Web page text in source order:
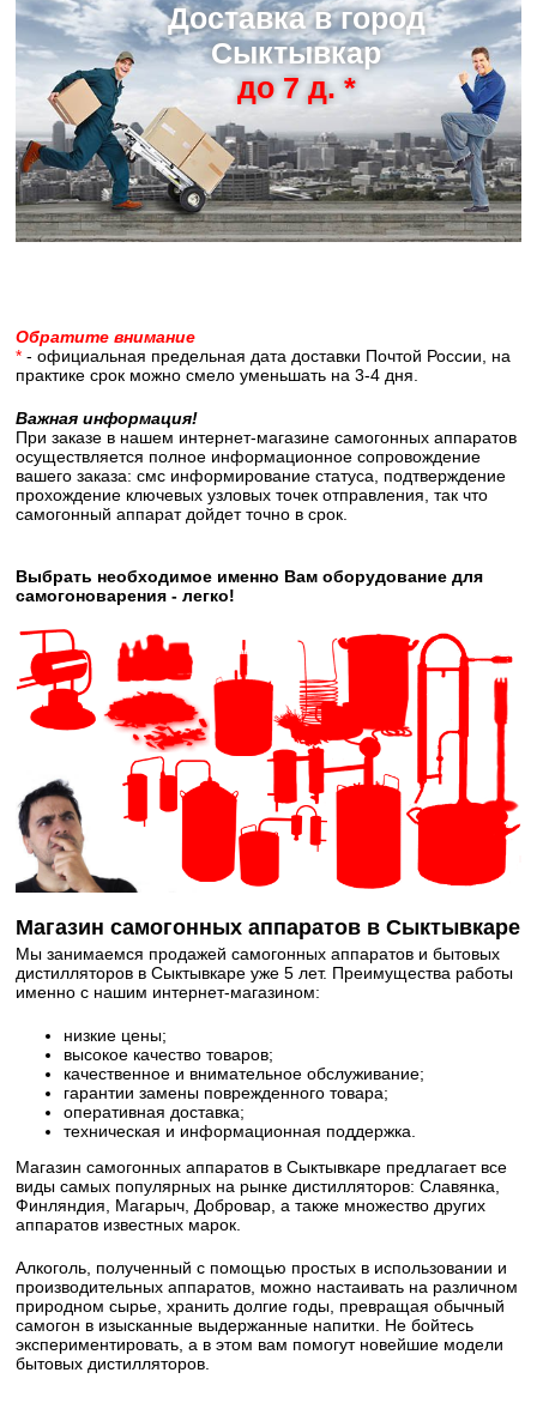
Доставка в город
Сыктывкар
до 7 д. *
Обратите внимание
* - официальная предельная дата доставки Почтой России, на
практике срок можно смело уменьшать на 3-4 дня.
Важная информация!
При заказе в нашем интернет-магазине самогонных аппаратов
осуществляется полное информационное сопровождение
вашего заказа: смс информирование статуса, подтверждение
прохождение ключевых узловых точек отправления, так что
самогонный аппарат дойдет точно в срок.
Выбрать необходимое именно Вам оборудование для
самогоноварения - легко!
Магазин самогонных аппаратов в Сыктывкаре
Мы занимаемся продажей самогонных аппаратов и бытовых
дистилляторов в Сыктывкаре уже 5 лет. Преимущества работы
именно с нашим интернет-магазином:
низкие цены;
высокое качество товаров;
качественное и внимательное обслуживание;
гарантии замены поврежденного товара;
оперативная доставка;
техническая и информационная поддержка.
Магазин самогонных аппаратов в Сыктывкаре предлагает все
виды самых популярных на рынке дистилляторов: Славянка,
Финляндия, Магарыч, Добровар, а также множество других
аппаратов известных марок.
Алкоголь, полученный с помощью простых в использовании и
производительных аппаратов, можно настаивать на различном
природном сырье, хранить долгие годы, превращая обычный
самогон в изысканные выдержанные напитки. Не бойтесь
экспериментировать, а в этом вам помогут новейшие модели
бытовых дистилляторов.